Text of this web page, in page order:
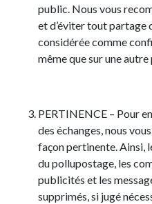
public. Nous vous
et d’éviter tout partage
considérée comme
même que sur une autre
PERTINENCE – Pour
des échanges, nous
façon pertinente. Ainsi,
du pollupostage, les
publicités et les
supprimés, si jugé